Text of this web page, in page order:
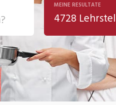
MEINE RESULTATE
4728